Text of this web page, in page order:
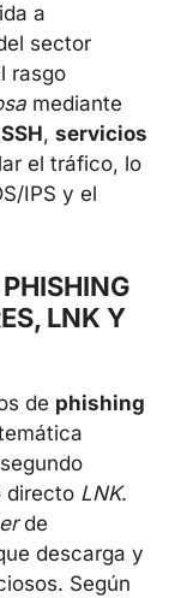
a
sector
rasgo
mediante
, servicios
el tráfico, lo
IPS y el
LNK Y
de phishing
directo LNK.
de
descarga y
Según